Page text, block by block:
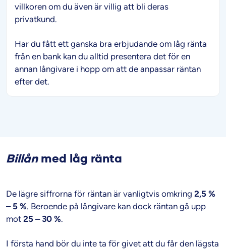
villkoren om du även är villig att bli deras
privatkund.
Har du fått ett ganska bra erbjudande om låg ränta
från en bank kan du alltid presentera det för en
annan långivare i hopp om att de anpassar räntan
efter det.
Billånmed låg ränta
De lägre siffrorna för räntan är vanligtvis omkring 2,5 %
– 5 %. Beroende på långivare kan dock räntan gå upp
mot 25 – 30 %.
I första hand bör du inte ta för givet att du får den lägsta